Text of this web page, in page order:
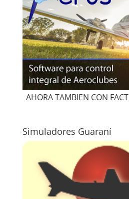
AHORA TAMBIEN CON
Simuladores Guaraní